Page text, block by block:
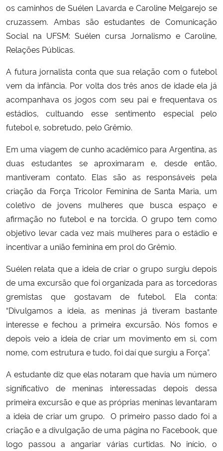
os caminhos de Suélen Lavarda e Caroline Melgarejo se
cruzassem. Ambas são estudantes de Comunicação
Social na UFSM: Suélen cursa Jornalismo e Caroline,
Relações Públicas.
A futura jornalista conta que sua relação com o futebol
vem da infância. Por volta dos três anos de idade ela já
acompanhava os jogos com seu pai e frequentava os
estádios, cultuando esse sentimento especial pelo
futebol e, sobretudo, pelo Grêmio.
Em uma viagem de cunho acadêmico para Argentina, as
duas estudantes se aproximaram e, desde então,
mantiveram contato. Elas são as responsáveis pela
criação da Força Tricolor Feminina de Santa Maria, um
coletivo de jovens mulheres que busca espaço e
afirmação no futebol e na torcida. O grupo tem como
objetivo levar cada vez mais mulheres para o estádio e
incentivar a união feminina em prol do Grêmio.
Suélen relata que a ideia de criar o grupo surgiu depois
de uma excursão que foi organizada para as torcedoras
gremistas que gostavam de futebol. Ela conta:
“Divulgamos a ideia, as meninas já tiveram bastante
interesse e fechou a primeira excursão. Nós fomos e
depois veio a ideia de criar um movimento em si, com
nome, com estrutura e tudo, foi daí que surgiu a Força”.
A estudante diz que elas notaram que havia um número
significativo de meninas interessadas depois dessa
primeira excursão e que as próprias meninas levantaram
a ideia de criar um grupo. O primeiro passo dado foi a
criação e a divulgação de uma página no Facebook, que
logo passou a angariar várias curtidas. No início, o